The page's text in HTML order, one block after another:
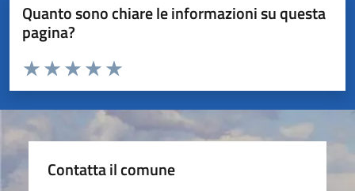
Quanto sono chiare le informazioni su questa
pagina?
Valuta da 1 a 5 stelle la pagina
Valuta 5 stelle su 5
Valuta 4 stelle su 5
Valuta 3 stelle su 5
Valuta 2 stelle su 5
Valuta 1 stelle su 5
Contatta il comune